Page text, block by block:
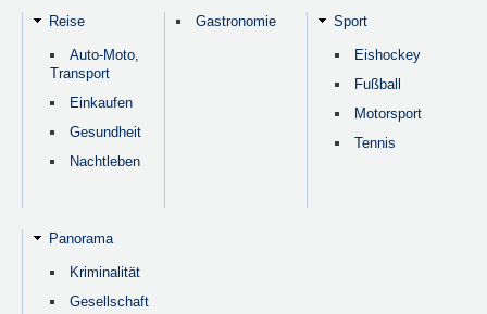
Reise
Auto-Moto,
Transport
Einkaufen
Gesundheit
Nachtleben
Gastronomie Sport
Eishockey
Fußball
Motorsport
Tennis
Panorama
Kriminalität
Gesellschaft